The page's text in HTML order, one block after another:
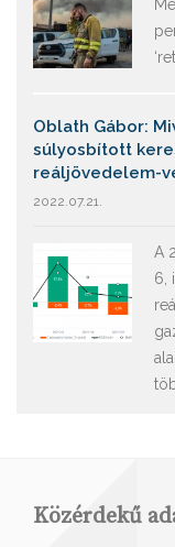
Oblath Gábor:
súlyosbított
reáljövedelem-
2022.07.21.
A
6,
Közérdekű